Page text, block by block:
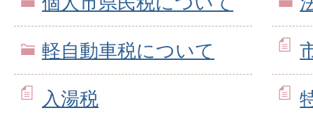
軽自動車税について
入湯税